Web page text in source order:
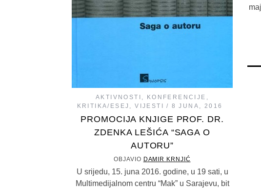
AKTIVNOSTI , KONFERENCIJE ,
KRITIKA/ESEJ ,VIJESTI 8 JUNA, 2016
PROMOCIJA KNJIGE PROF. DR.
ZDENKA LEŠIĆA “SAGA O
AUTORU”
OBJAVIO DAMIR KRNJIĆ
U srijedu, 15. juna 2016. godine, u 19 sati, u
Multimedijalnom centru “Mak” u Sarajevu, bit